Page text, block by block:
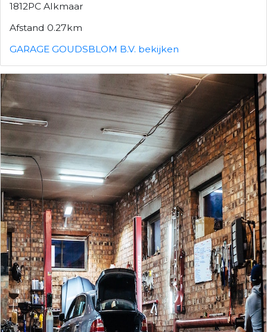
1812PC Alkmaar
Afstand 0.27km
GARAGE GOUDSBLOM B.V. bekijken